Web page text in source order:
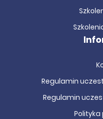
Regulamin
Regulamin